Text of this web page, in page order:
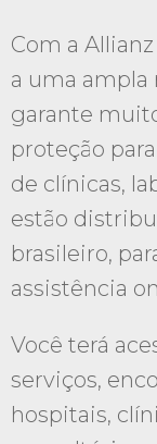
Com a
a uma ampla
garante
proteção
de clínicas,
estão
brasileiro,
assistência
Você terá
serviços,
hospitais,